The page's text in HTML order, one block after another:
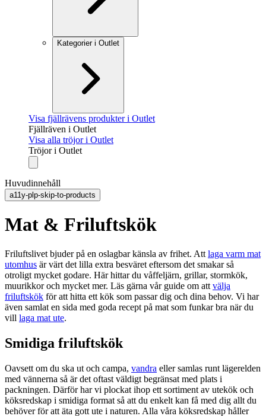
Kategorier i Outlet
Visa fjällrävens produkter i Outlet
Fjällräven i Outlet
Visa alla tröjor i Outlet
Tröjor i Outlet
Huvudinnehåll
a11y-plp-skip-to-products
Mat & Friluftskök
Friluftslivet bjuder på en oslagbar känsla av frihet. Att laga varm mat
utomhus är värt det lilla extra besväret eftersom det smakar så
otroligt mycket godare. Här hittar du våffeljärn, grillar, stormkök,
muurikkor och mycket mer. Läs gärna vår guide om att välja
friluftskök för att hitta ett kök som passar dig och dina behov. Vi har
även samlat en sida med goda recept på mat som funkar bra när du
vill laga mat ute.
Smidiga friluftskök
Oavsett om du ska ut och campa, vandra eller samlas runt lägerelden
med vännerna så är det oftast väldigt begränsat med plats i
packningen. Därför har vi plockat ihop ett sortiment av utekök och
köksredskap i smidiga format så att du enkelt kan få med dig allt du
behöver för att äta gott ute i naturen. Alla våra köksredskap håller